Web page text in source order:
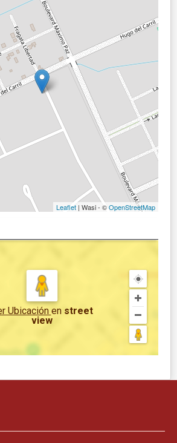
Leaflet | Wasi - ©OpenStreetMap
Ubicación en street
view